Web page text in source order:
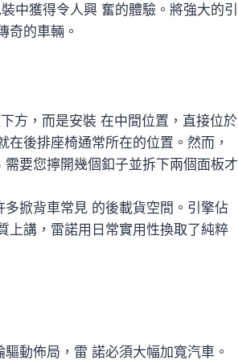
中獲得令人興 奮的體驗。將強大的引
奇的車輛。
方，而是安裝 在中間位置，直接位於
後排座椅通常所在的位置。然而，
要您擰開幾個釦子並拆下兩個面板才
掀背車常見 的後載貨空間。引擎佔
上講，雷諾用日常實用性換取了純粹
動佈局，雷 諾必須大幅加寬汽車。